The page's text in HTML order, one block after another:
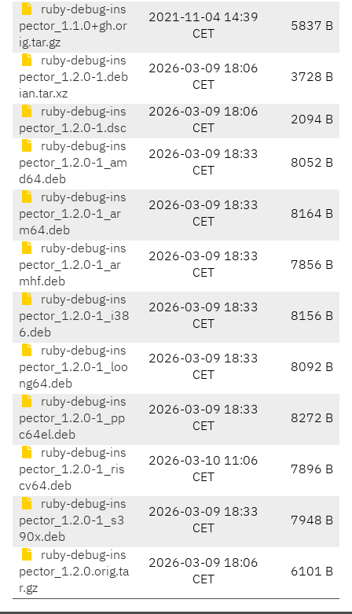
ruby-debug-ins
pector_1.1.0+gh.or
ig.tar.gz
2021-11-04 14:39
CET
5837 B
ruby-debug-ins
pector_1.2.0-1.deb
ian.tar.xz
2026-03-09 18:06
CET
3728 B
ruby-debug-ins
pector_1.2.0-1.dsc
2026-03-09 18:06
CET
2094 B
ruby-debug-ins
pector_1.2.0-1_am
d64.deb
2026-03-09 18:33
CET
8052 B
ruby-debug-ins
pector_1.2.0-1_ar
m64.deb
2026-03-09 18:33
CET
8164 B
ruby-debug-ins
pector_1.2.0-1_ar
mhf.deb
2026-03-09 18:33
CET
7856 B
ruby-debug-ins
pector_1.2.0-1_i38
6.deb
2026-03-09 18:33
CET
8156 B
ruby-debug-ins
pector_1.2.0-1_loo
ng64.deb
2026-03-09 18:33
CET
8092 B
ruby-debug-ins
pector_1.2.0-1_pp
c64el.deb
2026-03-09 18:33
CET
8272 B
ruby-debug-ins
pector_1.2.0-1_ris
cv64.deb
2026-03-10 11:06
CET
7896 B
ruby-debug-ins
pector_1.2.0-1_s3
90x.deb
2026-03-09 18:33
CET
7948 B
ruby-debug-ins
pector_1.2.0.orig.ta
r.gz
2026-03-09 18:06
CET
6101 B